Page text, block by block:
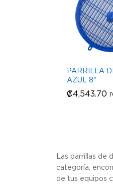
PARRILLA
AZUL 8″
₡4,543.70
₡4,543.70
Las parrillas de
categoría,
de tus equipos